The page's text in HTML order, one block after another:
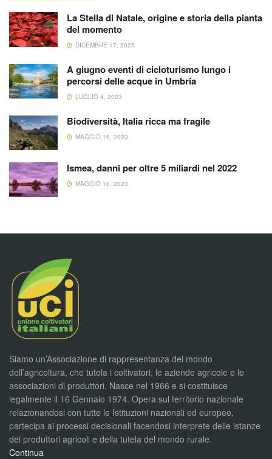
La Stella di Natale, origine e storia della pianta
del momento
DICEMBRE 17, 2025
A giugno eventi di cicloturismo lungo i
percorsi delle acque in Umbria
LUGLIO 4, 2023
Biodiversità, Italia ricca ma fragile
MAGGIO 16, 2023
Ismea, danni per oltre 5 miliardi nel 2022
MAGGIO 16, 2023
Siamo un’Associazione di rappresentanza del mondo
dell’agricoltura, che tutela i coltivatori, le aziende agricole e le
associazioni di produttori. Nasce nel 1966 e si costituisce
legalmente il 16 Gennaio 1974. Opera sul territorio nazionale
relazionandosi con tutte le Istituzioni nazionali ed europee,
partecipa ai processi decisionali facendosi interprete delle istanze
dei produttori agricoli e della tutela del mondo rurale.
Continua